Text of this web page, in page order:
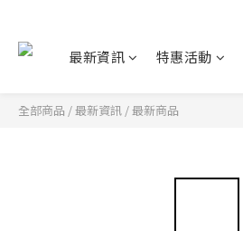
最新資訊 特惠活動
全部商品 /最新資訊 /最新商品